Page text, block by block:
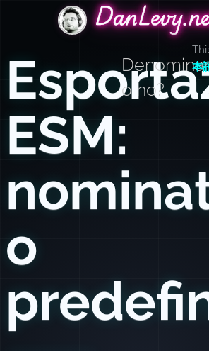
DanLevy.net
ESM:
o
o no?
本